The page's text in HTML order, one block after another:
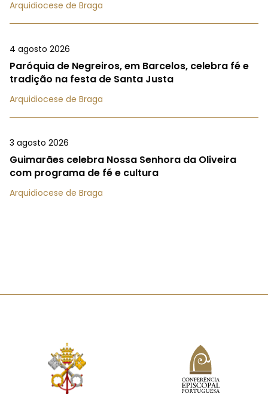
Arquidiocese de Braga
4 agosto 2026
Paróquia de Negreiros, em Barcelos, celebra fé e
tradição na festa de Santa Justa
Arquidiocese de Braga
3 agosto 2026
Guimarães celebra Nossa Senhora da Oliveira
com programa de fé e cultura
Arquidiocese de Braga